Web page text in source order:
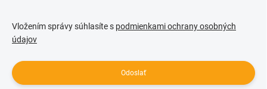
Vložením správy súhlasíte s podmienkami ochrany osobných
údajov
Odoslať